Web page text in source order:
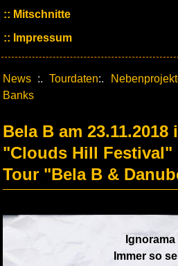
Mitschnitte
Impressum
News :.Tourdaten:.
Banks
Bela B am 23.11.2018
"Clouds Hill Festival"
Tour "Bela B &
Ignorama
Immer so